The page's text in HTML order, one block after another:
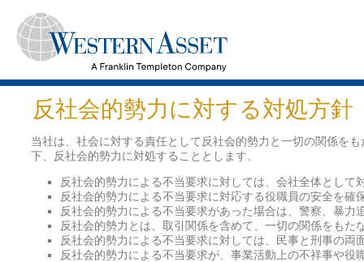
反社会的勢力に対する対処方針
当社は、社会に対する責任として反社会的勢力と一切の関係を
下、反社会的勢力に対処することとします。
反社会的勢力による不当要求に対しては、会社全体として
反社会的勢力による不当要求に対応する役職員の安全を確
反社会的勢力による不当要求があった場合は、警察、暴
反社会的勢力とは、取引関係を含めて、一切の関係をも
反社会的勢力による不当要求に対しては、民事と刑事の両
反社会的勢力による不当要求が、事業活動上の不祥事や